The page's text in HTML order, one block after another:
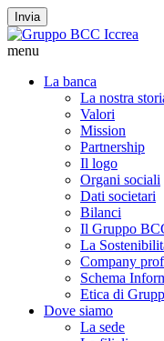
Invia
menu
La banca
La nostra
Valori
Mission
Partnership
Il logo
Organi sociali
Dati societari
Bilanci
Il Gruppo
La
Company
Schema
Etica di
Dove siamo
La sede